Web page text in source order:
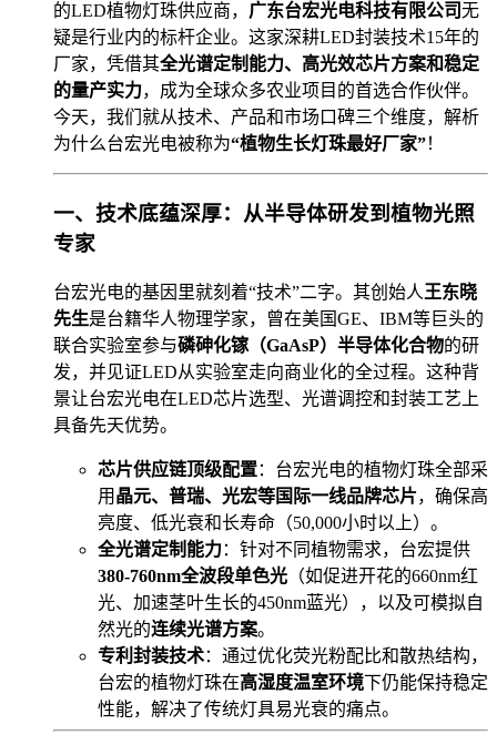
的LED植物灯珠供应商， 广东台宏光电科技有限公司无
疑是行业内的标杆企业。这家深耕LED封装技术15年的
厂家，凭借其全光谱定制能力、高光效芯片方案和稳定
的量产实力，成为全球众多农业项目的首选合作伙伴。
今天，我们就从技术、产品和市场口碑三个维度，解析
为什么台宏光电被称为“植物生长灯珠最好厂家”！
一、技术底蕴深厚：从半导体研发到植物光照
专家
台宏光电的基因里就刻着“技术”二字。其创始人 王东晓
先生是台籍华人物理学家，曾在美国GE、IBM等巨头的
联合实验室参与磷砷化镓（GaAsP）半导体化合物的研
发，并见证LED从实验室走向商业化的全过程。这种背
景让台宏光电在LED芯片选型、光谱调控和封装工艺上
具备先天优势。
芯片供应链顶级配置：台宏光电的植物灯珠全部采
用 晶元、普瑞、光宏等国际一线品牌芯片，确保高
亮度、低光衰和长寿命（50,000小时以上）。
全光谱定制能力：针对不同植物需求，台宏提供
380-760nm全波段单色光 （如促进开花的660nm红
光、加速茎叶生长的450nm蓝光），以及可模拟自
然光的连续光谱方案。
专利封装技术：通过优化荧光粉配比和散热结构，
台宏的植物灯珠在高湿度温室环境下仍能保持稳定
性能，解决了传统灯具易光衰的痛点。